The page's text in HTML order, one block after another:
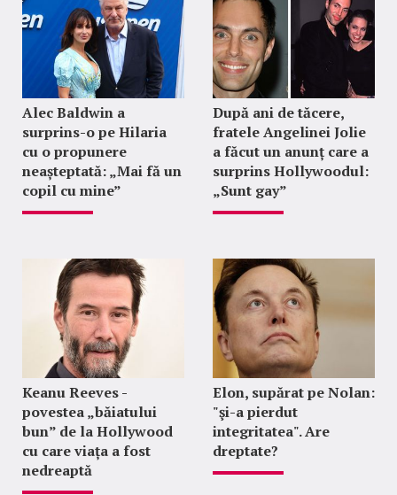
Alec Baldwin a
surprins-o pe Hilaria
cu o propunere
neașteptată: „Mai fă un
copil cu mine”
După ani de tăcere,
fratele Angelinei Jolie
a făcut un anunț care a
surprins Hollywoodul:
„Sunt gay”
Keanu Reeves -
povestea „băiatului
bun” de la Hollywood
cu care viața a fost
nedreaptă
Elon, supărat pe Nolan:
"şi-a pierdut
integritatea". Are
dreptate?